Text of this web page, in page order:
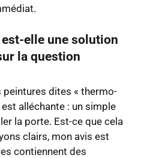
elle une solution
la question
peintures dites « thermo-
alléchante : un simple
la porte. Est-ce que cela
clairs, mon avis est
contiennent des